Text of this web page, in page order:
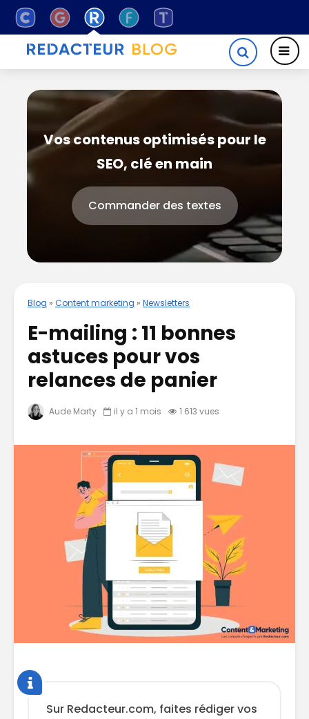
Vos contenus optimisés pour le
SEO, clé en main
Commander des textes
Blog » Content marketing » Newsletters
E-mailing : 11 bonnes
astuces pour vos
relances de panier
Aude Marty il y a 1 mois 1 613 vues
Sur Redacteur.com, faites rédiger vos